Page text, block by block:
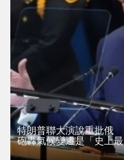
特朗普聯大演說重批俄
砲轟氣候變遷是「史上最